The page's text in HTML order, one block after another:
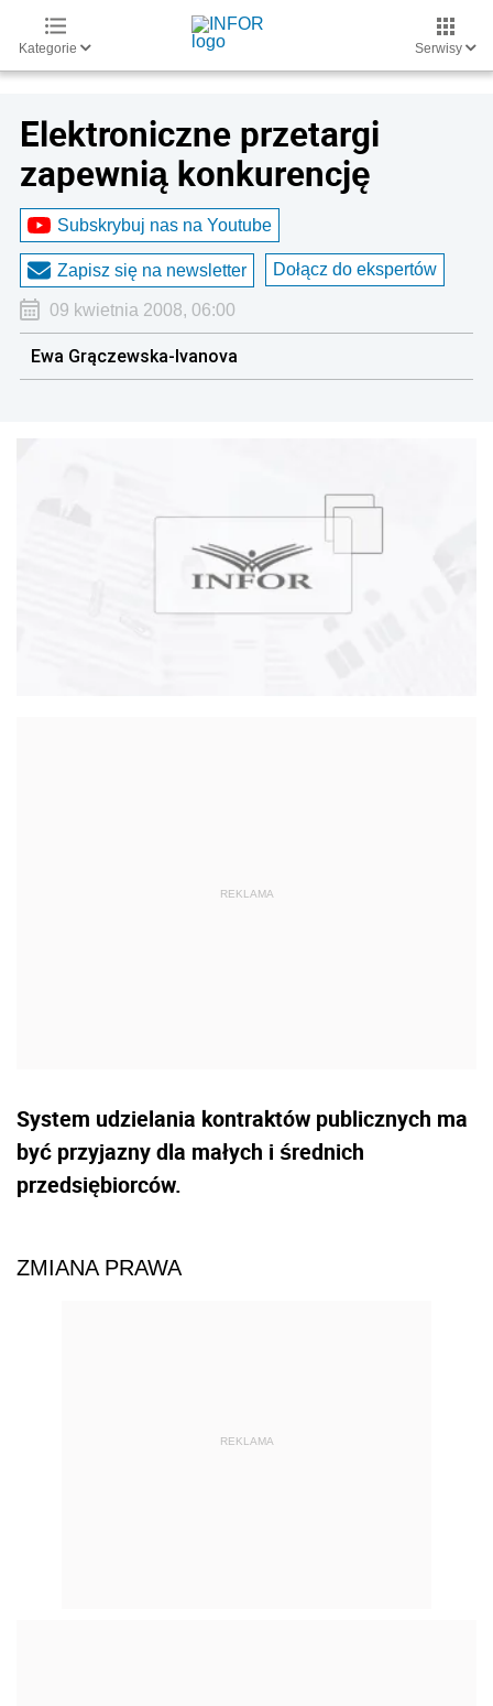
Kategorie Serwisy
Elektroniczne przetargi
zapewnią konkurencję
Subskrybuj nas na Youtube
Zapisz się na newsletter Dołącz do ekspertów
09 kwietnia 2008, 06:00
Ewa Grączewska-Ivanova
System udzielania kontraktów publicznych ma
być przyjazny dla małych i średnich
przedsiębiorców.
ZMIANA PRAWA
REKLAMA